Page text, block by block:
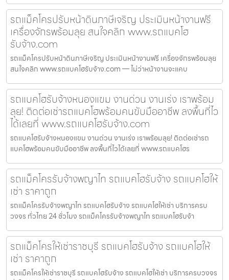
รถแม็คโครปรับหน้าดินภาษีเจริญ ประเมินหน้างานฟรี
เครื่องจักรพร้อมลุย สนใจคลิก www.รถแบคโฮ
รับจ้าง.com
รถแม็คโครปรับหน้าดินภาษีเจริญ ประเมินหน้างานฟรี เครื่องจักรพร้อมลุย
สนใจคลิก www.รถแบคโฮรับจ้าง.com — ไม่ว่าหน้างานจะแคบ
รถแบคโฮรับจ้างหนองแขม งานด่วน งานเร่ง เราพร้อม
ลุย! ติดต่อเช่ารถแบคโฮพร้อมคนขับมืออาชีพ ลงพื้นที่ไว
ได้เลยที่ www.รถแบคโฮรับจ้าง.com
รถแบคโฮรับจ้างหนองแขม งานด่วน งานเร่ง เราพร้อมลุย! ติดต่อเช่ารถ
แบคโฮพร้อมคนขับมืออาชีพ ลงพื้นที่ไวได้เลยที่ www.รถแบคโฮร
รถแม็คโครรับจ้างพญาไท รถแบคโฮรับจ้าง รถแบคโฮให้
เช่า ราคาถูก
รถแม็คโครรับจ้างพญาไท รถแบคโฮรับจ้าง รถแบคโฮให้เช่า บริการครบ
วงจร ทั่วไทย 24 ชั่วโมง รถแม็คโครรับจ้างพญาไท รถแบคโฮรับจ้า
รถแม็คโครให้เช่าราชบุรี รถแบคโฮรับจ้าง รถแบคโฮให้
เช่า ราคาถูก
รถแม็คโครให้เช่าราชบุรี รถแบคโฮรับจ้าง รถแบคโฮให้เช่า บริการครบวงจร